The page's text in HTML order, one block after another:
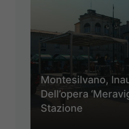
Montesilvano,
Dell’opera
Stazione